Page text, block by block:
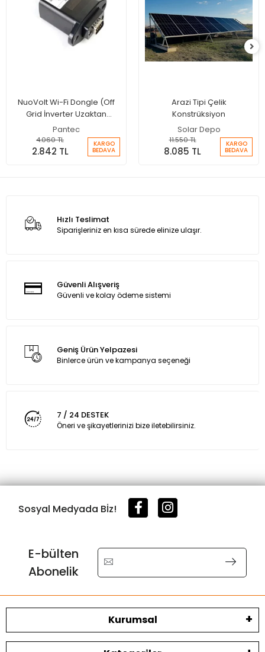
NuoVolt Wi-Fi Dongle (Off
Grid İnverter Uzaktan
İzleme)
Pantec
4.060 TL
2.842 TL
KARGO
BEDAVA
Arazi Tipi Çelik
Konstrüksiyon
Solar Depo
11.550 TL
8.085 TL
KARGO
BEDAVA
Hızlı Teslimat
Siparişleriniz en kısa sürede elinize ulaşır.
Güvenli Alışveriş
Güvenli ve kolay ödeme sistemi
Geniş Ürün Yelpazesi
Binlerce ürün ve kampanya seçeneği
7 / 24 DESTEK
Öneri ve şikayetlerinizi bize iletebilirsiniz.
Sosyal Medyada Bİz!
E-bülten
Abonelik
Kurumsal